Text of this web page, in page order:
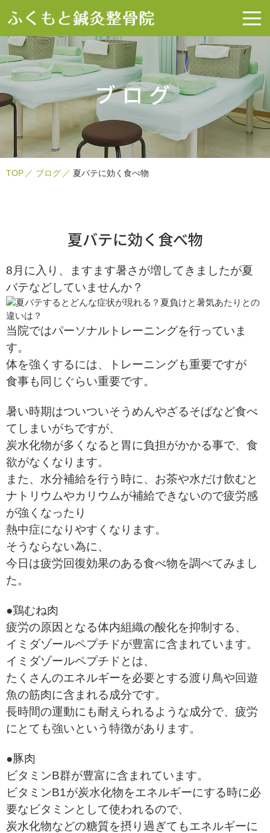
ブログ
TOP ブログ 夏バテに効く食べ物
夏バテに効く食べ物
8月に入り、ますます暑さが増してきましたが夏
バテなどしていませんか？
当院ではパーソナルトレーニングを行っていま
す。
体を強くするには、トレーニングも重要ですが
食事も同じぐらい重要です。
暑い時期はついついそうめんやざるそばなど食べ
てしまいがちですが、
炭水化物が多くなると胃に負担がかかる事で、食
欲がなくなります。
また、水分補給を行う時に、お茶や水だけ飲むと
ナトリウムやカリウムが補給できないので疲労感
が強くなったり
熱中症になりやすくなります。
そうならない為に、
今日は疲労回復効果のある食べ物を調べてみまし
た。
●鶏むね肉
疲労の原因となる体内組織の酸化を抑制する、
イミダゾールペプチドが豊富に含まれています。
イミダゾールペプチドとは、
たくさんのエネルギーを必要とする渡り鳥や回遊
魚の筋肉に含まれる成分です。
長時間の運動にも耐えられるような成分で、疲労
にとても強いという特徴があります。
●豚肉
ビタミンB群が豊富に含まれています。
ビタミンB1が炭水化物をエネルギーにする時に必
要なビタミンとして使われるので、
炭水化物などの糖質を摂り過ぎてもエネルギーに